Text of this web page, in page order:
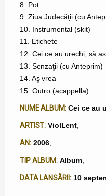
8. Pot
9. Ziua Judecăţii (cu
10. Instrumental (skit)
11. Etichete
12. Cei ce au urechi, să
13. Senzaţii (cu Anteprim)
14. Aş vrea
15. Outro (acappella)
NUME ALBUM: Cei ce au
ARTIST: ViolLent,
AN: 2006,
TIP ALBUM: Album,
DATA LANSĂRII: 10